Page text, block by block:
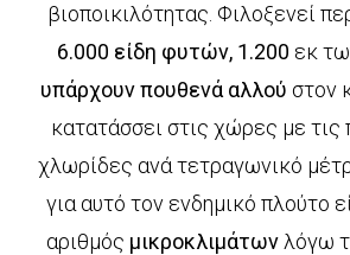
βιοποικιλότητας. Φιλοξενεί
6.000 είδη φυτών, 1.200 εκ
υπάρχουν πουθενά αλλού στον
κατατάσσει στις χώρες με τις
χλωρίδες ανά τετραγωνικό
για αυτό τον ενδημικό πλούτο
αριθμός μικροκλιμάτωνλόγω